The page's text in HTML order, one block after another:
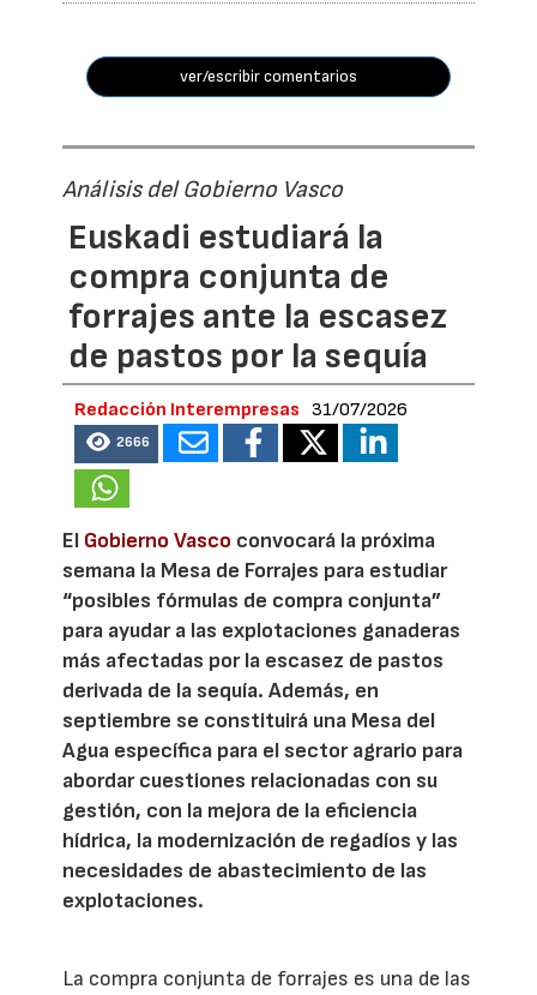
ver/escribir comentarios
Análisis del Gobierno Vasco
Euskadi estudiará la
compra conjunta de
forrajes ante la escasez
de pastos por la sequía
Redacción Interempresas 31/07/2026
2666
El Gobierno Vasco convocará la próxima
semana la Mesa de Forrajes para estudiar
“posibles fórmulas de compra conjunta”
para ayudar a las explotaciones ganaderas
más afectadas por la escasez de pastos
derivada de la sequía. Además, en
septiembre se constituirá una Mesa del
Agua específica para el sector agrario para
abordar cuestiones relacionadas con su
gestión, con la mejora de la eficiencia
hídrica, la modernización de regadíos y las
necesidades de abastecimiento de las
explotaciones.
La compra conjunta de forrajes es una de las